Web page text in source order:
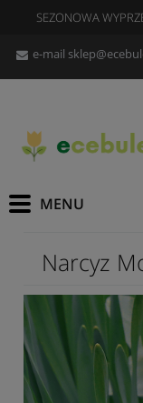
SEZONOWA
e-mail
Narcyz